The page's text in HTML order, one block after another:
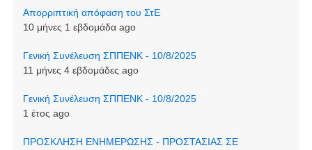
Απορριπτική απόφαση του ΣτΕ
10 μήνες 1 εβδομάδα ago
Γενική Συνέλευση ΣΠΠΕΝΚ - 10/8/2025
11 μήνες 4 εβδομάδες ago
Γενική Συνέλευση ΣΠΠΕΝΚ - 10/8/2025
1 έτος ago
ΠΡΟΣΚΛΗΣΗ ΕΝΗΜΕΡΩΣΗΣ - ΠΡΟΣΤΑΣΙΑΣ ΣΕ